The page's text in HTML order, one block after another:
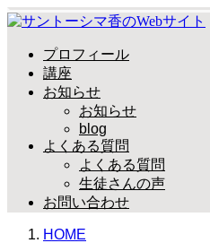
プロフィール
講座
お知らせ
お知らせ
blog
よくある質問
よくある質問
生徒さんの声
お問い合わせ
HOME